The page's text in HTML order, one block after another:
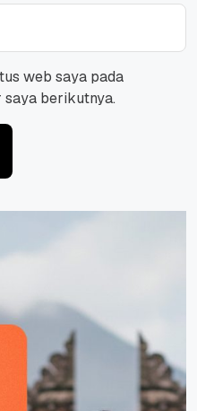
web saya pada
berikutnya.